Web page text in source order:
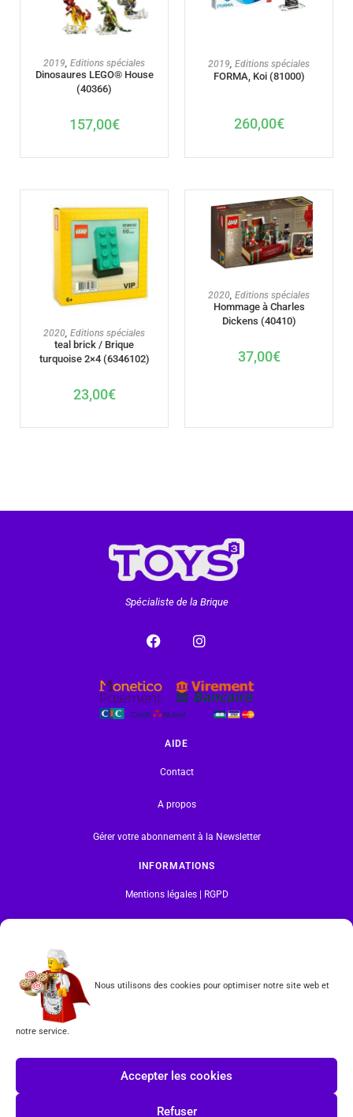
Nous utilisons des cookies pour optimiser notre site web et
notre service.
Accepter les cookies
Refuser
AJOUTER AU PANIER
2019, Editions spéciales
Dinosaures LEGO® House
(40366)
157,00€
AJOUTER AU PANIER
2019, Editions spéciales
FORMA, Koi (81000)
260,00€
AJOUTER AU PANIER
2020, Editions spéciales
teal brick / Brique
turquoise 2×4 (6346102)
23,00€
AJOUTER AU PANIER
2020, Editions spéciales
Hommage à Charles
Dickens (40410)
37,00€
Spécialiste de la Brique
AIDE
Contact
A propos
Gérer votre abonnement à la Newsletter
INFORMATIONS
Mentions légales | RGPD
Tous les produits vendus sur ce site sont fabriqués par LEGO exclusivement. LEGO® est une
marque déposée par The LEGO Group. Les propriétaires des marques respectives citées sur le site
en restent les propriétaires. Tous droits réservés.
INSCRIPTION À LA NEWSLETTER